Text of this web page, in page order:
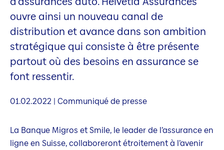
ouvre ainsi un nouveau canal de
distribution et avance dans son ambition
stratégique qui consiste à être présente
partout où des besoins en assurance se
font ressentir.
01.02.2022 | Communiqué de presse
La Banque Migros et Smile, le leader de l’assurance en
ligne en Suisse, collaboreront étroitement à l’avenir